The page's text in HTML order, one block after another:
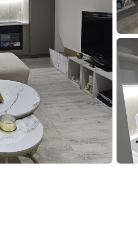
Nova Varoš
Kruševac
Pazar Zrenjanin
Milanovac Raška
Požarevac
Sremska
Mitrovica
Bela Crkva